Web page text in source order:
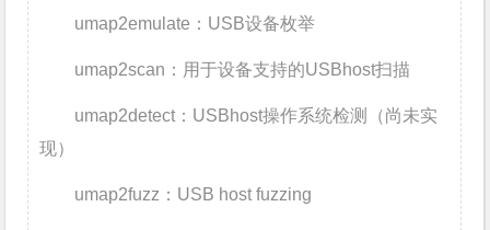
umap2emulate ：USB设备枚举
umap2scan ：用于设备支持的USBhost扫描
umap2detect：USBhost操作系统检测（尚未实
现）
umap2fuzz ：USB host fuzzing